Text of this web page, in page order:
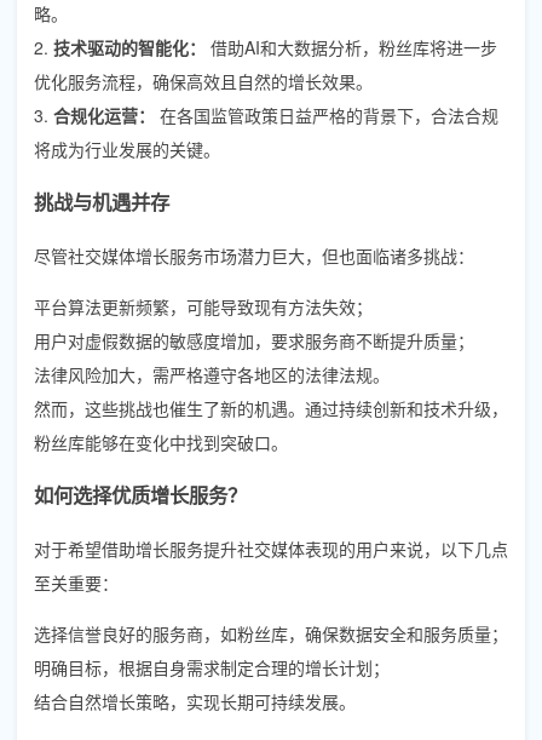
略。
2. 技术驱动的智能化：
借助AI和大数据分析，粉丝库将进一步
优化服务流程，确保高效且自然的增长效果。
3. 合规化运营：
在各国监管政策日益严格的背景下，合法合规
将成为行业发展的关键。
挑战与机遇并存
尽管社交媒体增长服务市场潜力巨大，但也面临诸多挑战：
平台算法更新频繁，可能导致现有方法失效；
用户对虚假数据的敏感度增加，要求服务商不断提升质量；
法律风险加大，需严格遵守各地区的法律法规。
然而，这些挑战也催生了新的机遇。通过持续创新和技术升级，
粉丝库能够在变化中找到突破口。
如何选择优质增长服务？
对于希望借助增长服务提升社交媒体表现的用户来说，以下几点
至关重要：
选择信誉良好的服务商，如粉丝库，确保数据安全和服务质量；
明确目标，根据自身需求制定合理的增长计划；
结合自然增长策略，实现长期可持续发展。